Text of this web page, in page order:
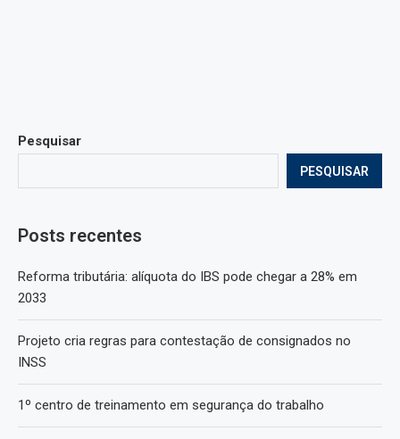
Pesquisar
PESQUISAR
Posts recentes
Reforma tributária: alíquota do IBS pode chegar a 28% em
2033
Projeto cria regras para contestação de consignados no
INSS
1º centro de treinamento em segurança do trabalho